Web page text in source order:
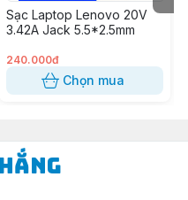
Sạc Laptop Lenovo 20V
3.42A Jack 5.5*2.5mm
240.000đ
Chọn mua